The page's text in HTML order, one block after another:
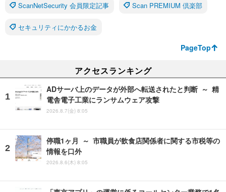
ScanNetSecurity 会員限定記事 Scan PREMIUM 倶楽部
セキュリティにかかるお金
PageTop
アクセスランキング
ADサーバ上のデータが外部へ転送されたと判断 ～ 精
電舎電子工業にランサムウェア攻撃
2026.8.7(金) 8:05
停職1ヶ月 ～ 市職員が飲食店関係者に関する市税等の
情報を口外
2026.8.6(木) 8:05